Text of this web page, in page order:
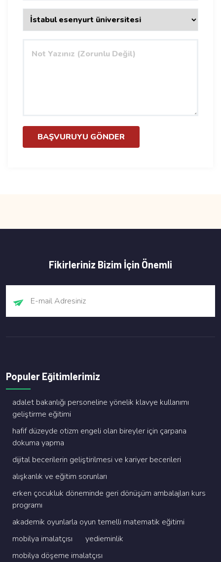
BAŞVURUYU GÖNDER
Fikirleriniz Bizim İçin Önemli
Populer Eğitimlerimiz
adalet bakanliği personeli̇ne yöneli̇k klavye kullanimi
geli̇şti̇rme eği̇ti̇mi̇
hafi̇f düzeyde oti̇zm engeli̇ olan bi̇reyler i̇çi̇n çarpana
dokuma yapma
di̇ji̇tal beceri̇leri̇n geli̇şti̇ri̇lmesi̇ ve kari̇yer beceri̇leri̇
alişkanlik ve eği̇ti̇m sorunlari
erken çocukluk dönemi̇nde geri̇ dönüşüm ambalajlari kurs
programi
akademi̇k oyunlarla oyun temelli̇ matemati̇k eği̇ti̇mi̇
mobi̇lya i̇malatçisi
yedi̇emi̇nli̇k
mobi̇lya döşeme i̇malatçisi